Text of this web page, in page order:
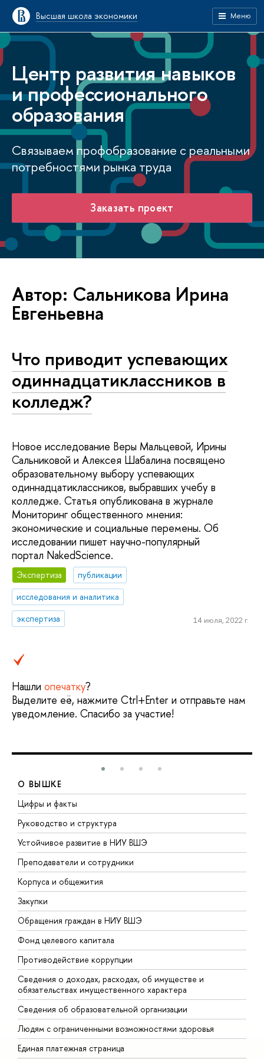
Высшая школа экономики Меню
Центр развития навыков
и профессионального
образования
Связываем профобразование с реальными
потребностями рынка труда
Заказать проект
Автор: Сальникова Ирина
Евгеньевна
Что приводит успевающих
одиннадцатиклассников в
колледж?
Новое исследование Веры Мальцевой, Ирины
Сальниковой и Алексея Шабалина посвящено
образовательному выбору успевающих
одиннадцатиклассников, выбравших учебу в
колледже. Статья опубликована в журнале
Мониторинг общественного мнения:
экономические и социальные перемены. Об
исследовании пишет научно-популярный
портал NakedScience.
Экспертиза
публикации
исследования и аналитика
экспертиза
14 июля, 2022 г.
Нашли опечатку?
Выделите её, нажмите Ctrl+Enter и отправьте нам
уведомление. Спасибо за участие!
О ВЫШКЕ
Цифры и факты
Руководство и структура
Устойчивое развитие в НИУ ВШЭ
Преподаватели и сотрудники
Корпуса и общежития
Закупки
Обращения граждан в НИУ ВШЭ
Фонд целевого капитала
Противодействие коррупции
Сведения о доходах, расходах, об имуществе и
обязательствах имущественного характера
Сведения об образовательной организации
Людям с ограниченными возможностями здоровья
Единая платежная страница